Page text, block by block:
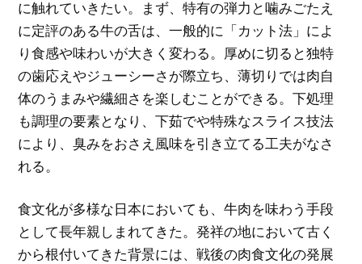
に触れていきたい。まず、特有の弾力と噛みごたえ
に定評のある牛の舌は、一般的に「カット法」によ
り食感や味わいが大きく変わる。厚めに切ると独特
の歯応えやジューシーさが際立ち、薄切りでは肉自
体のうまみや繊細さを楽しむことができる。下処理
も調理の要素となり、下茹でや特殊なスライス技法
により、臭みをおさえ風味を引き立てる工夫がなさ
れる。
食文化が多様な日本においても、牛肉を味わう手段
として長年親しまれてきた。発祥の地において古く
から根付いてきた背景には、戦後の肉食文化の発展